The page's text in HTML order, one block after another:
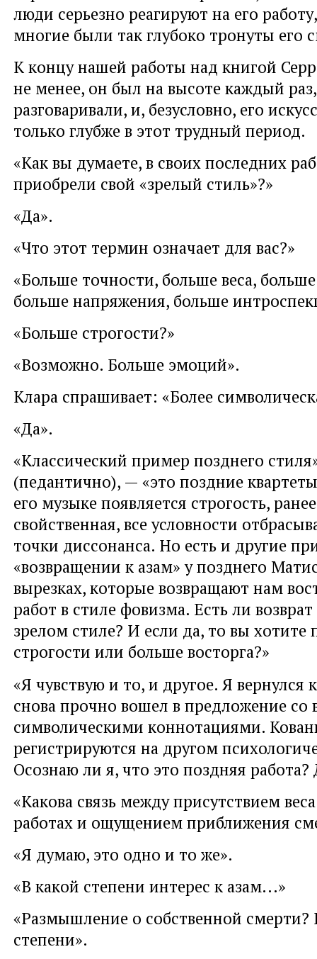
люди серьезно реагируют на его
многие были так глубоко тронуты его
К концу нашей работы над книгой
не менее, он был на высоте каждый
разговаривали, и, безусловно, его
только глубже в этот трудный период.
«Как вы думаете, в своих последних
приобрели свой «зрелый стиль»?»
«Да».
«Что этот термин означает для вас?»
«Больше точности, больше веса,
больше напряжения, больше
«Больше строгости?»
«Возможно. Больше эмоций».
Клара спрашивает: «Более
«Да».
«Классический пример позднего
(педантично), — «это поздние
его музыке появляется строгость,
свойственная, все условности
точки диссонанса. Но есть и другие
«возвращении к азам» у позднего
вырезках, которые возвращают нам
работ в стиле фовизма. Есть ли
зрелом стиле? И если да, то вы хотите
строгости или больше восторга?»
«Я чувствую и то, и другое. Я вернулся
снова прочно вошел в предложение со
символическими коннотациями.
регистрируются на другом
Осознаю ли я, что это поздняя работа?
«Какова связь между присутствием
работах и ощущением приближения
«Я думаю, это одно и то же».
«В какой степени интерес к азам...»
«Размышление о собственной смерти?
степени».